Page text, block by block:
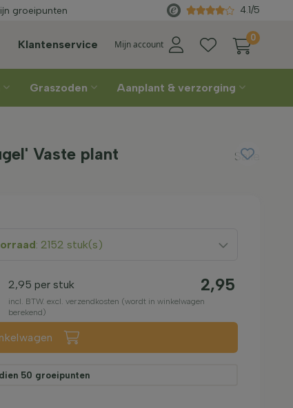
Rechtstreeksvan de
groeipunten 4.1/5
Klantenservice Mijn account
0
Graszoden Aanplant & verzorging
Vaste plant Salie
: 2152 stuk(s)
2,95 per stuk 2,95
incl. BTW. excl. verzendkosten (wordt in winkelwagen
berekend)
50 groeipunten